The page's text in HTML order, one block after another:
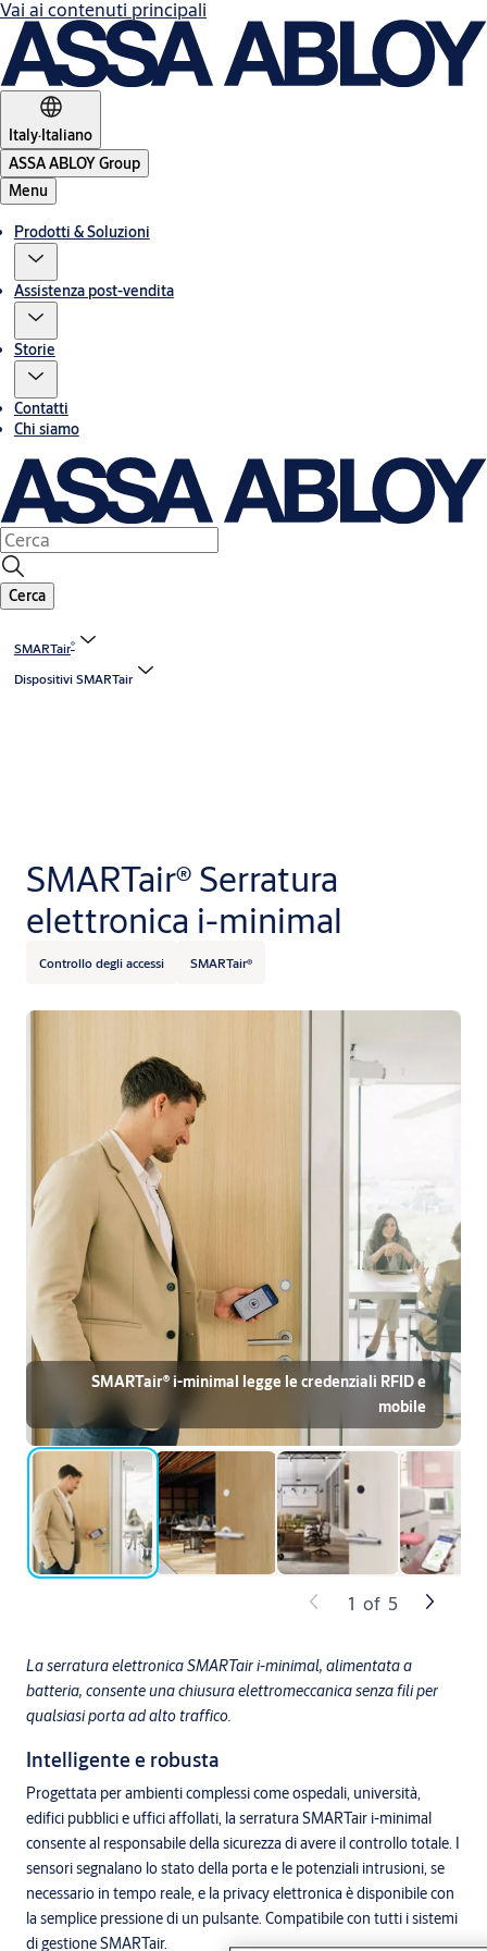
Vai ai contenuti principali
Italy·Italiano
ASSA ABLOY Group
Menu
Prodotti & Soluzioni
Assistenza post-vendita
Storie
Contatti
Chi siamo
Cerca
SMARTair®
Dispositivi SMARTair
SMARTair® Serratura
elettronica i-minimal
Controllo degli accessi SMARTair®
La serratura elettronica SMARTair i-minimal, alimentata a
batteria, consente una chiusura elettromeccanica senza fili per
qualsiasi porta ad alto traffico.
Intelligente e robusta
Progettata per ambienti complessi come ospedali, università,
edifici pubblici e uffici affollati, la serratura SMARTair i-minimal
consente al responsabile della sicurezza di avere il controllo totale. I
sensori segnalano lo stato della porta e le potenziali intrusioni, se
necessario in tempo reale, e la privacy elettronica è disponibile con
la semplice pressione di un pulsante. Compatibile con tutti i sistemi
di gestione SMARTair.
SMARTair® i-minimal legge le credenziali RFID e
mobile
1 of 5